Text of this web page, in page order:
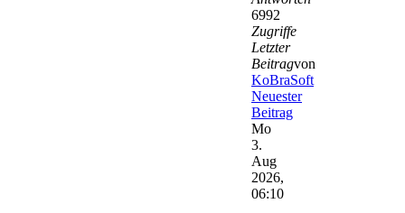
6992
Zugriffe
Letzter
Beitragvon
KoBraSoft
Neuester
Beitrag
Mo
3.
Aug
2026,
06:10